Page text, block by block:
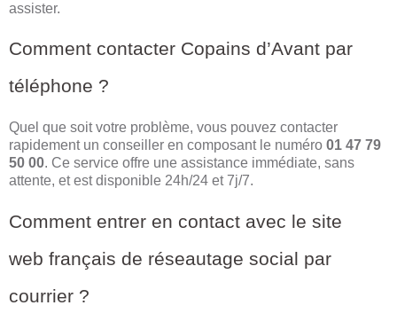
assister.
Comment contacter Copains d’Avant par
téléphone ?
Quel que soit votre problème, vous pouvez contacter
rapidement un conseiller en composant le numéro 01 47 79
50 00. Ce service offre une assistance immédiate, sans
attente, et est disponible 24h/24 et 7j/7.
Comment entrer en contact avec le site
web français de réseautage social par
courrier ?